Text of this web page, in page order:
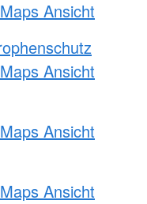
Ansicht
Ansicht
Ansicht
Ansicht